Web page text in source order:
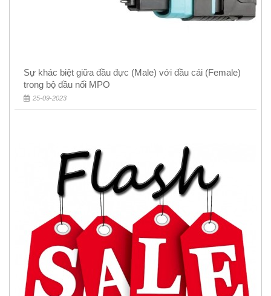
Sự khác biệt giữa đầu đực (Male) với đầu cái (Female)
trong bộ đầu nối MPO
25-09-2023